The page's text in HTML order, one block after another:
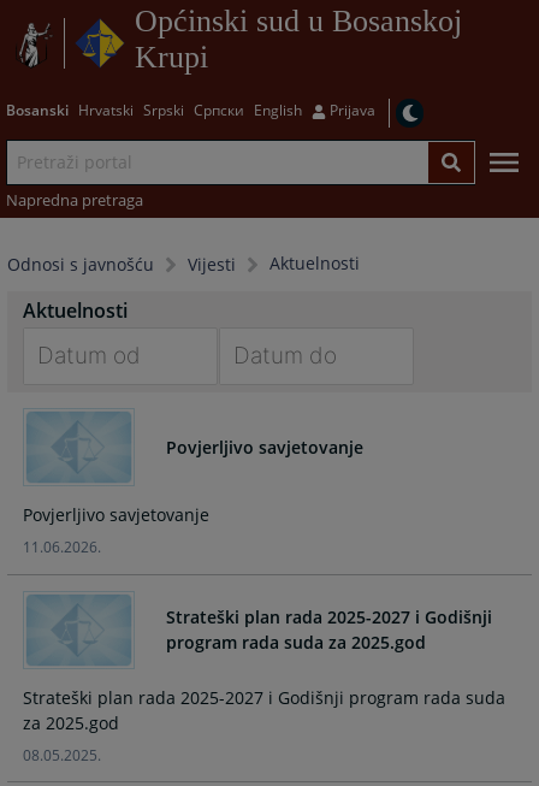
Općinski sud u Bosanskoj
Krupi
Bosanski Hrvatski Srpski Српски English Prijava
Napredna pretraga
Odnosi s javnošću Vijesti Aktuelnosti
Aktuelnosti
forward
interact
the
calendar
and
date.
Press
the
question
mark
to
and
select
a
Press
Povjerljivo savjetovanje
Povjerljivo savjetovanje
11.06.2026.
Strateški plan rada 2025-2027 i Godišnji
program rada suda za 2025.god
Strateški plan rada 2025-2027 i Godišnji program rada suda
za 2025.god
08.05.2025.